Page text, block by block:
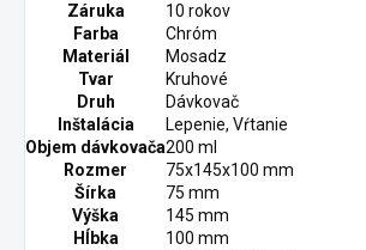
Záruka
10 rokov
Farba
Chróm
Materiál
Mosadz
Tvar
Kruhové
Druh
Dávkovač
Inštalácia
Lepenie, Vŕtanie
Objem dávkovača200 ml
Rozmer
75x145x100 mm
Šírka
75 mm
Výška
145 mm
Hĺbka
100 mm